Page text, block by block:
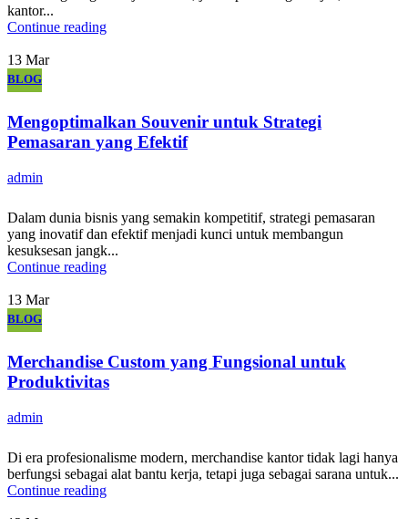
kantor...
Continue reading
13 Mar
BLOG
Mengoptimalkan Souvenir untuk Strategi
Pemasaran yang Efektif
admin
Dalam dunia bisnis yang semakin kompetitif, strategi pemasaran
yang inovatif dan efektif menjadi kunci untuk membangun
kesuksesan jangk...
Continue reading
13 Mar
BLOG
Merchandise Custom yang Fungsional untuk
Produktivitas
admin
Di era profesionalisme modern, merchandise kantor tidak lagi hanya
berfungsi sebagai alat bantu kerja, tetapi juga sebagai sarana untuk...
Continue reading